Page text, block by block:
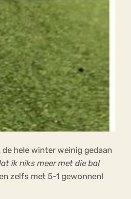
hele winter weinig gedaan
ik niks meer met die bal
zelfs met 5-1 gewonnen!